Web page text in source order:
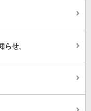
せ。